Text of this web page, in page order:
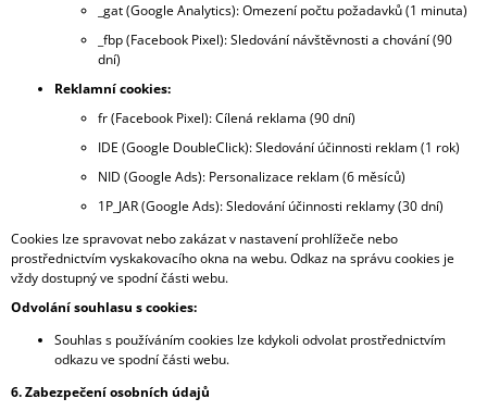
_gat (Google Analytics): Omezení počtu požadavků (1 minuta)
_fbp (Facebook Pixel): Sledování návštěvnosti a chování (90
dní)
Reklamní cookies:
fr (Facebook Pixel): Cílená reklama (90 dní)
IDE (Google DoubleClick): Sledování účinnosti reklam (1 rok)
NID (Google Ads): Personalizace reklam (6 měsíců)
1P_JAR (Google Ads): Sledování účinnosti reklamy (30 dní)
Cookies lze spravovat nebo zakázat v nastavení prohlížeče nebo
prostřednictvím vyskakovacího okna na webu. Odkaz na správu cookies je
vždy dostupný ve spodní části webu.
Odvolání souhlasu s cookies:
Souhlas s používáním cookies lze kdykoli odvolat prostřednictvím
odkazu ve spodní části webu.
6. Zabezpečení osobních údajů